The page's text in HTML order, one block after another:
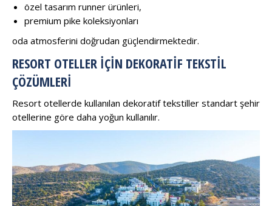
özel tasarım runner ürünleri,
premium pike koleksiyonları
oda atmosferini doğrudan güçlendirmektedir.
RESORT OTELLER İÇIN DEKORATIF TEKSTIL
ÇÖZÜMLERI
Resort otellerde kullanılan dekoratif tekstiller standart şehir
otellerine göre daha yoğun kullanılır.